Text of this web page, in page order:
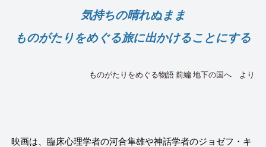
気持ちの晴れぬまま
ものがたりをめぐる旅に出かけることにする
ものがたりをめぐる物語 前編 地下の国へ より
映画は、臨床心理学者の河合隼雄や神話学者のジョゼフ・キ